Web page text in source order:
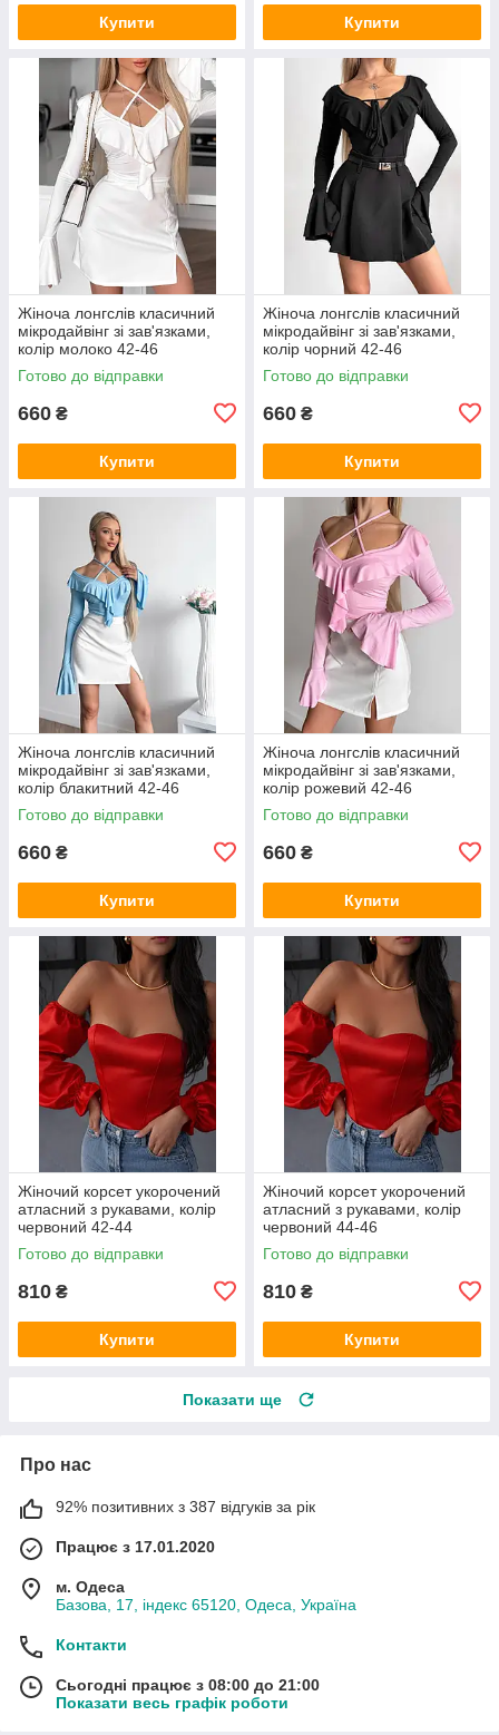
Купити Купити
Жіноча лонгслів класичний
мікродайвінг зі зав'язками,
колір молоко 42-46
Готово до відправки
660 ₴
Купити
Жіноча лонгслів класичний
мікродайвінг зі зав'язками,
колір чорний 42-46
Готово до відправки
660 ₴
Купити
Жіноча лонгслів класичний
мікродайвінг зі зав'язками,
колір блакитний 42-46
Готово до відправки
660 ₴
Купити
Жіноча лонгслів класичний
мікродайвінг зі зав'язками,
колір рожевий 42-46
Готово до відправки
660 ₴
Купити
Жіночий корсет укорочений
атласний з рукавами, колір
червоний 42-44
Готово до відправки
810 ₴
Купити
Жіночий корсет укорочений
атласний з рукавами, колір
червоний 44-46
Готово до відправки
810 ₴
Купити
Показати ще
Про нас
92% позитивних з 387 відгуків за рік
Працює з 17.01.2020
м. Одеса
Базова, 17, індекс 65120, Одеса, Україна
Контакти
Сьогодні працює з 08:00 до 21:00
Показати весь графік роботи